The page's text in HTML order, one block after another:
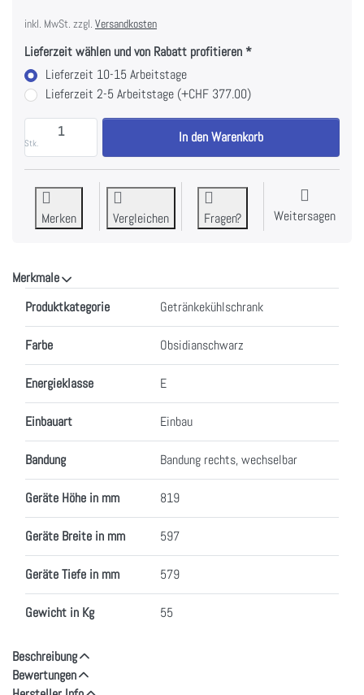
inkl. MwSt. zzgl. Versandkosten
Lieferzeit wählen und von Rabatt profitieren
Lieferzeit 10-15 Arbeitstage
Lieferzeit 2-5 Arbeitstage (+CHF 377.00)
Stk.
MIELE KWTUS 7096 E Unterbau-
In den Warenkorb
Merken Vergleichen Fragen? Weitersagen
Merkmale
Produktkategorie Getränkekühlschrank
Farbe Obsidianschwarz
Energieklasse E
Einbauart Einbau
Bandung Bandung rechts, wechselbar
Geräte Höhe in mm 819
Geräte Breite in mm 597
Geräte Tiefe in mm 579
Gewicht in Kg 55
Beschreibung
Bewertungen